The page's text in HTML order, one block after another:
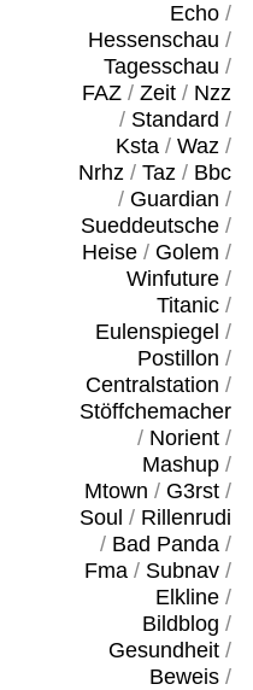
Echo/
Hessenschau /
Tagesschau /
FAZ/ Zeit/ Nzz
/ Standard /
Ksta/ Waz/
Nrhz/ Taz/ Bbc
/ Guardian /
Sueddeutsche/
Heise/ Golem /
Winfuture/
Titanic/
Eulenspiegel /
Postillon /
Centralstation /
Stöffchemacher
/ Norient/
Mashup/
Mtown / G3rst/
Soul / Rillenrudi
/ Bad Panda/
Fma/ Subnav/
Elkline/
Bildblog /
Gesundheit/
Beweis/